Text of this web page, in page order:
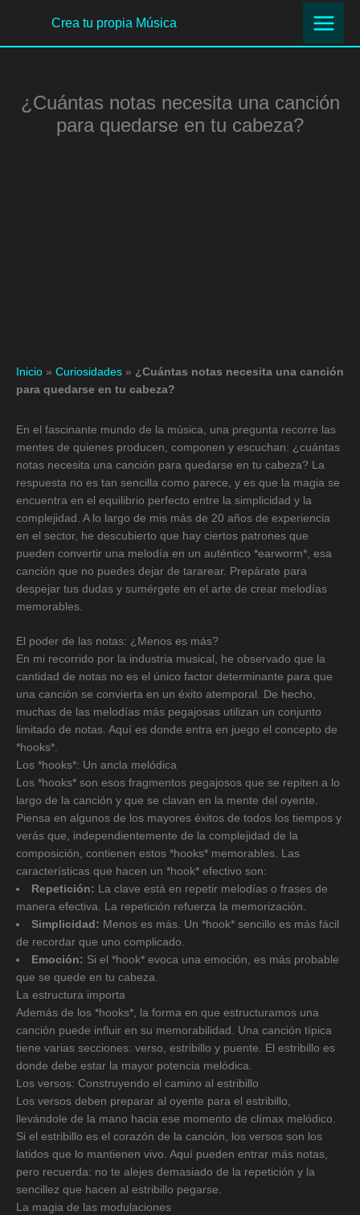
contenido
Crea tu propia Música
¿Cuántas notas necesita una canción
para quedarse en tu cabeza?
Inicio » Curiosidades » ¿Cuántas notas necesita una canción
para quedarse en tu cabeza?
En el fascinante mundo de la música, una pregunta recorre las
mentes de quienes producen, componen y escuchan: ¿cuántas
notas necesita una canción para quedarse en tu cabeza? La
respuesta no es tan sencilla como parece, y es que la magia se
encuentra en el equilibrio perfecto entre la simplicidad y la
complejidad. A lo largo de mis más de 20 años de experiencia
en el sector, he descubierto que hay ciertos patrones que
pueden convertir una melodía en un auténtico *earworm*, esa
canción que no puedes dejar de tararear. Prepárate para
despejar tus dudas y sumérgete en el arte de crear melodías
memorables.
El poder de las notas: ¿Menos es más?
En mi recorrido por la industria musical, he observado que la
cantidad de notas no es el único factor determinante para que
una canción se convierta en un éxito atemporal. De hecho,
muchas de las melodías más pegajosas utilizan un conjunto
limitado de notas. Aquí es donde entra en juego el concepto de
*hooks*.
Los *hooks*: Un ancla melódica
Los *hooks* son esos fragmentos pegajosos que se repiten a lo
largo de la canción y que se clavan en la mente del oyente.
Piensa en algunos de los mayores éxitos de todos los tiempos y
verás que, independientemente de la complejidad de la
composición, contienen estos *hooks* memorables. Las
características que hacen un *hook* efectivo son:
Repetición: La clave está en repetir melodías o frases de
manera efectiva. La repetición refuerza la memorización.
Simplicidad: Menos es más. Un *hook* sencillo es más fácil
de recordar que uno complicado.
Emoción: Si el *hook* evoca una emoción, es más probable
que se quede en tu cabeza.
La estructura importa
Además de los *hooks*, la forma en que estructuramos una
canción puede influir en su memorabilidad. Una canción típica
tiene varias secciones: verso, estribillo y puente. El estribillo es
donde debe estar la mayor potencia melódica.
Los versos: Construyendo el camino al estribillo
Los versos deben preparar al oyente para el estribillo,
llevándole de la mano hacia ese momento de clímax melódico.
Si el estribillo es el corazón de la canción, los versos son los
latidos que lo mantienen vivo. Aquí pueden entrar más notas,
pero recuerda: no te alejes demasiado de la repetición y la
sencillez que hacen al estribillo pegarse.
La magia de las modulaciones